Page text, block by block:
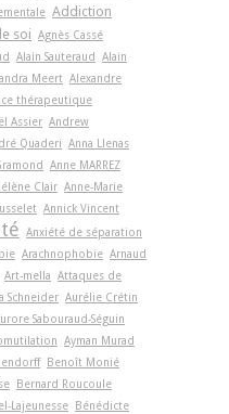
Addiction
soi Agnès Cassé
Alain Sauteraud Alain
Meert Alexandre
thérapeutique
Assier Andrew
Quaderi Anna Llenas
Anne MARREZ
Clair Anne-Marie
Annick Vincent
Anxiété de séparation
Arachnophobie Arnaud
Art-­mella Attaques de
Schneider Aurélie Crétin
Sabouraud-Séguin
Ayman Murad
Benoît Monié
Bernard Roucoule
Lajeunesse Bénédicte